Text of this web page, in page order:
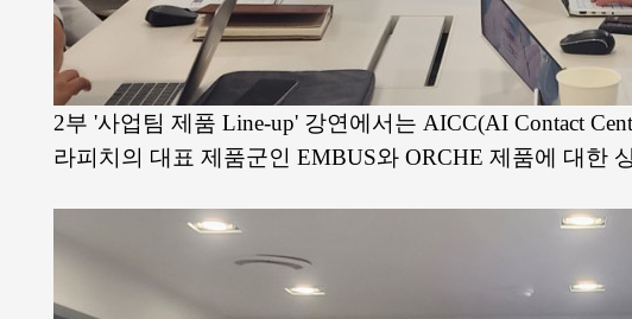
2부 '사업팀 제품 Line-up' 강연에서는 AICC(AI Contact
라피치의 대표 제품군인 EMBUS와 ORCHE 제품에 대한